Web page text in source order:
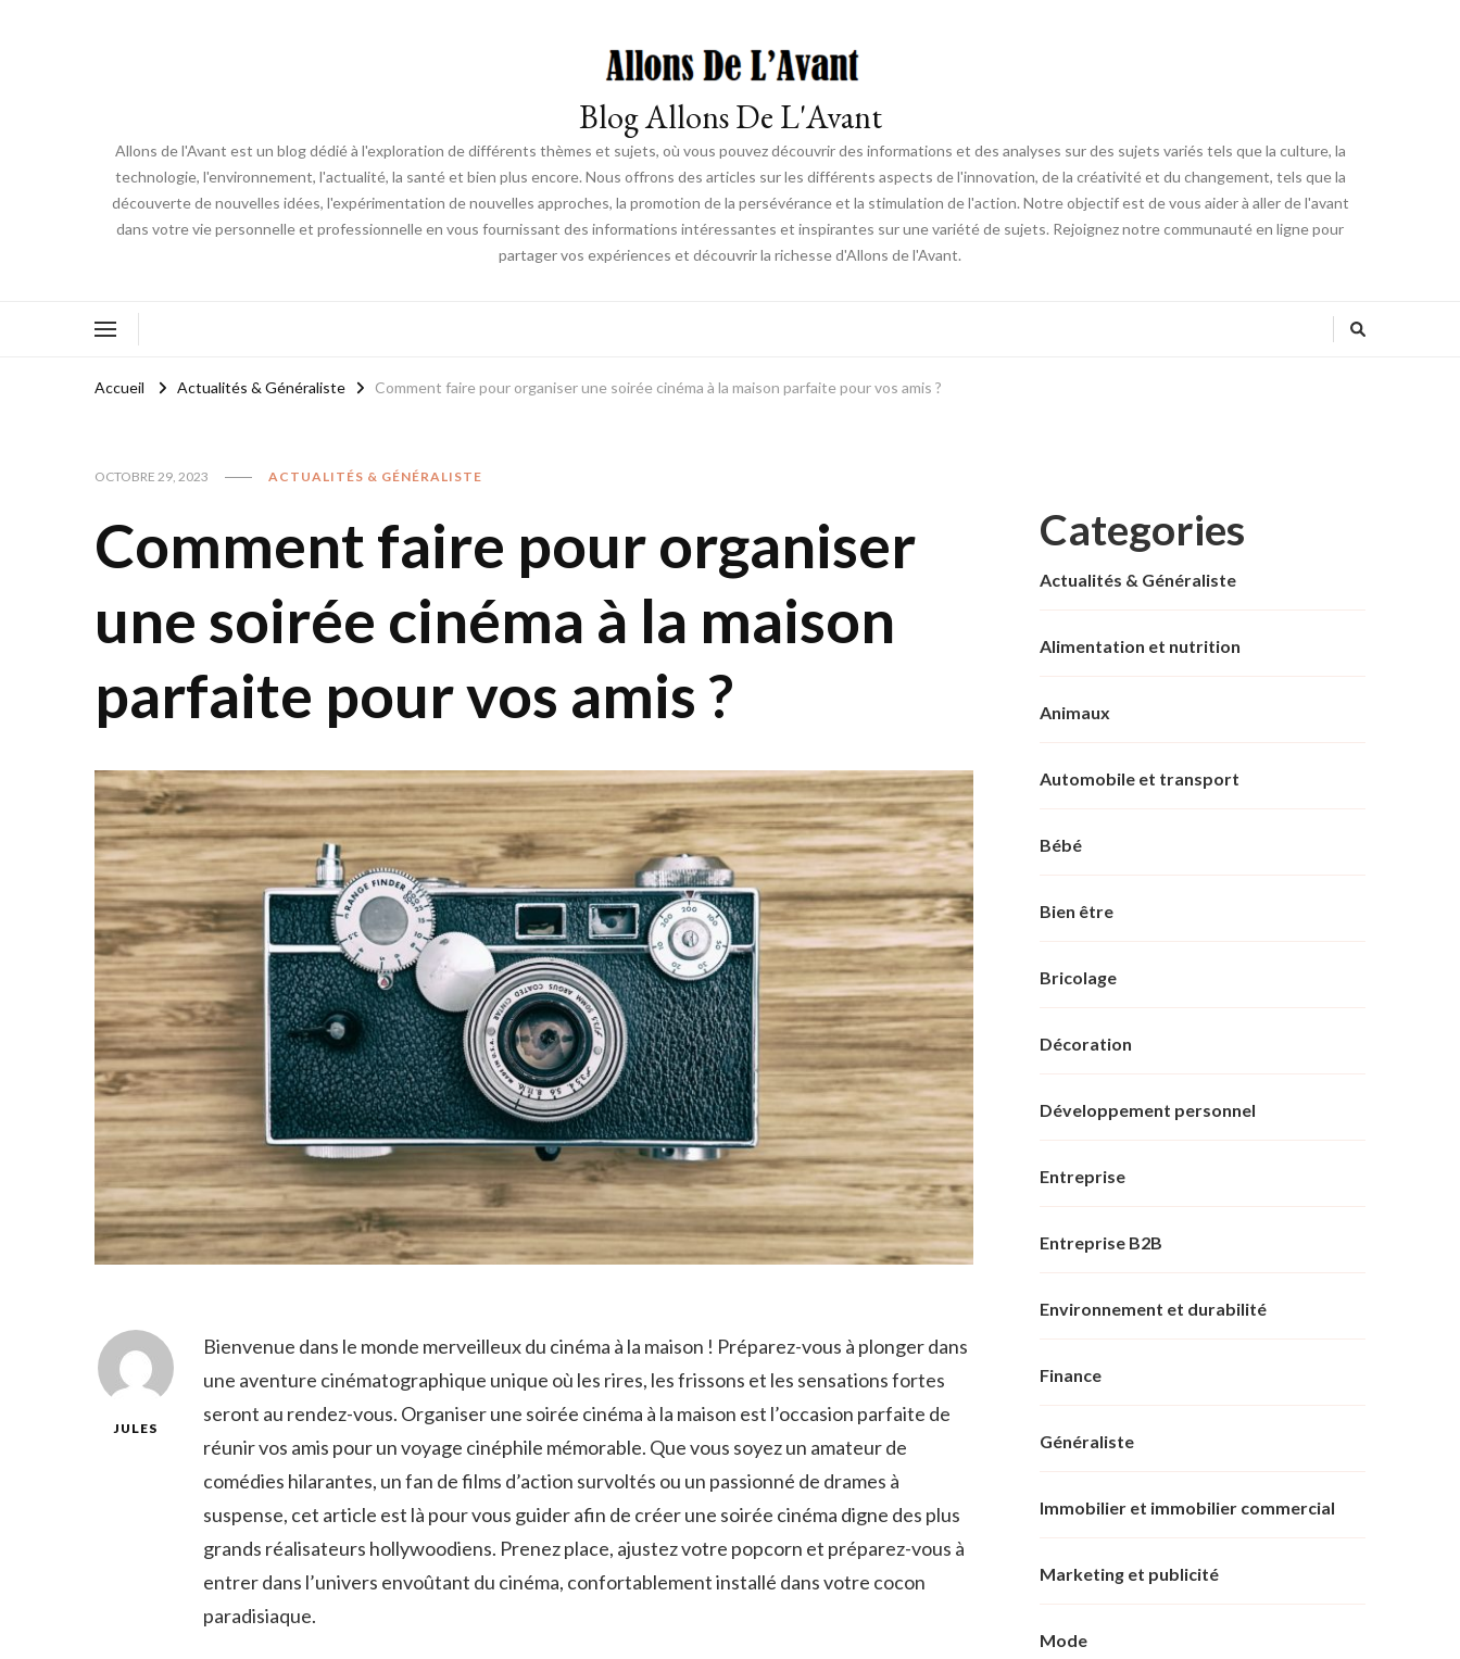
Blog Allons De L'Avant
Allons de l'Avant est un blog dédié à l'exploration de différents thèmes et sujets, où vous pouvez découvrir des informations et des analyses sur des sujets variés tels que la culture, la
technologie, l'environnement, l'actualité, la santé et bien plus encore. Nous offrons des articles sur les différents aspects de l'innovation, de la créativité et du changement, tels que la
découverte de nouvelles idées, l'expérimentation de nouvelles approches, la promotion de la persévérance et la stimulation de l'action. Notre objectif est de vous aider à aller de l'avant
dans votre vie personnelle et professionnelle en vous fournissant des informations intéressantes et inspirantes sur une variété de sujets. Rejoignez notre communauté en ligne pour
partager vos expériences et découvrir la richesse d'Allons de l'Avant.
Accueil Actualités & Généraliste Comment faire pour organiser une soirée cinéma à la maison parfaite pour vos amis ?
OCTOBRE 29, 2023 ACTUALITÉS & GÉNÉRALISTE
Comment faire pour organiser
une soirée cinéma à la maison
parfaite pour vos amis ?
JULES
Bienvenue dans le monde⁣ merveilleux du cinéma à la maison ! Préparez-vous à plonger dans
une aventure⁤ cinématographique unique où⁢ les rires, les frissons et⁢ les sensations fortes
seront au rendez-vous.​ Organiser une soirée cinéma à ⁣la maison est l’occasion parfaite de
réunir⁤ vos⁣ amis pour un voyage cinéphile mémorable. Que vous soyez ⁤un ‌amateur ‍de
comédies hilarantes, un fan de films d’action survoltés ou un⁤ passionné de drames⁣ à
suspense, cet article est⁤ là pour vous guider afin de créer une soirée cinéma digne ⁢des ‍plus
grands‌ réalisateurs hollywoodiens. Prenez place, ajustez votre popcorn ⁢et ‌préparez-vous à
entrer dans l’univers envoûtant du cinéma, confortablement installé ‌dans⁢ votre cocon
paradisiaque.
Categories
Actualités & Généraliste
Alimentation et nutrition
Animaux
Automobile et transport
Bébé
Bien être
Bricolage
Décoration
Développement personnel
Entreprise
Entreprise B2B
Environnement et durabilité
Finance
Généraliste
Immobilier et immobilier commercial
Marketing et publicité
Mode